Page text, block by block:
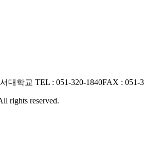
대학교 TEL : 051-320-1840FAX : 051-
rights reserved.